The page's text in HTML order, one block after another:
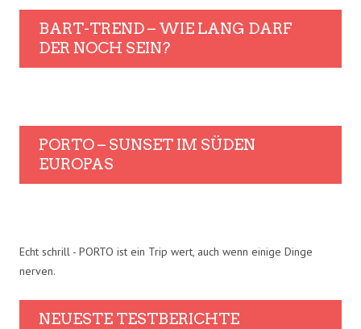
BART-TREND – WIE LANG DARF
DER NOCH SEIN?
PORTO – SUNSET IM SÜDEN
EUROPAS
Echt schrill - PORTO ist ein Trip wert, auch wenn einige Dinge
nerven.
NEUESTE TESTBERICHTE